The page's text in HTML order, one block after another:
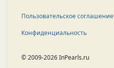
Пользовательское соглашение
Конфиденциальность
© 2009-2026 InPearls.ru